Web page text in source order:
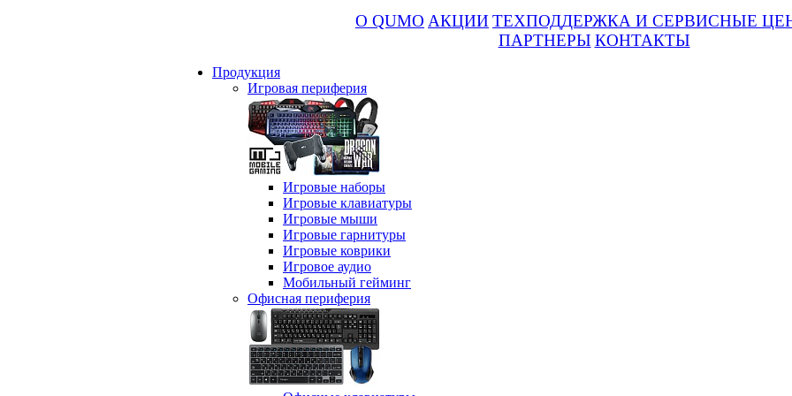
О QUMO АКЦИИ ТЕХПОДДЕРЖКА И СЕРВИСНЫЕ
ПАРТНЕРЫ КОНТАКТЫ
Продукция
Игровая периферия
Игровые наборы
Игровые клавиатуры
Игровые мыши
Игровые гарнитуры
Игровые коврики
Игровое аудио
Мобильный гейминг
Офисная периферия